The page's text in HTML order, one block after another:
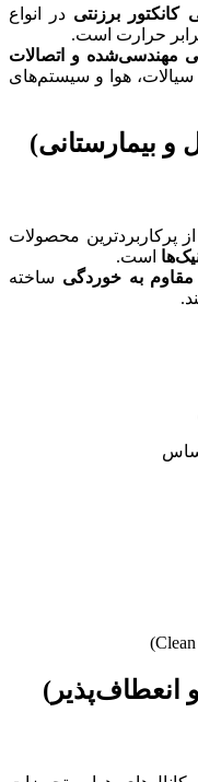
برزنتی در انواع
حرارت است.
مهندسی‌شده و اتصالات
سیالات، هوا و سیستم‌های
و بیمارستانی)
پرکاربردترین محصولات
است.
مقاوم به خوردگی ساخته
انعطاف‌پذیر)